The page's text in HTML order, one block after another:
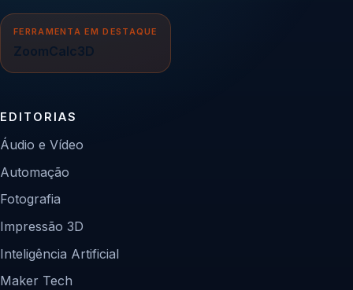
FERRAMENTA EM DESTAQUE
ZoomCalc3D
EDITORIAS
Áudio e Vídeo
Automação
Fotografia
Impressão 3D
Inteligência Artificial
Maker Tech